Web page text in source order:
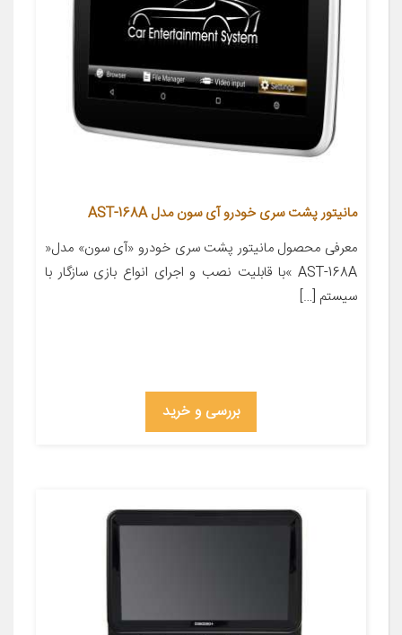
مانیتور پشت سری خودرو آی سون مدل AST-168A
معرفی محصول مانیتور پشت سری خودرو «آی سون» مدل«
AST-168A »با قابلیت نصب و اجرای انواع بازی سازگار با
سیستم […]
بررسی و خرید